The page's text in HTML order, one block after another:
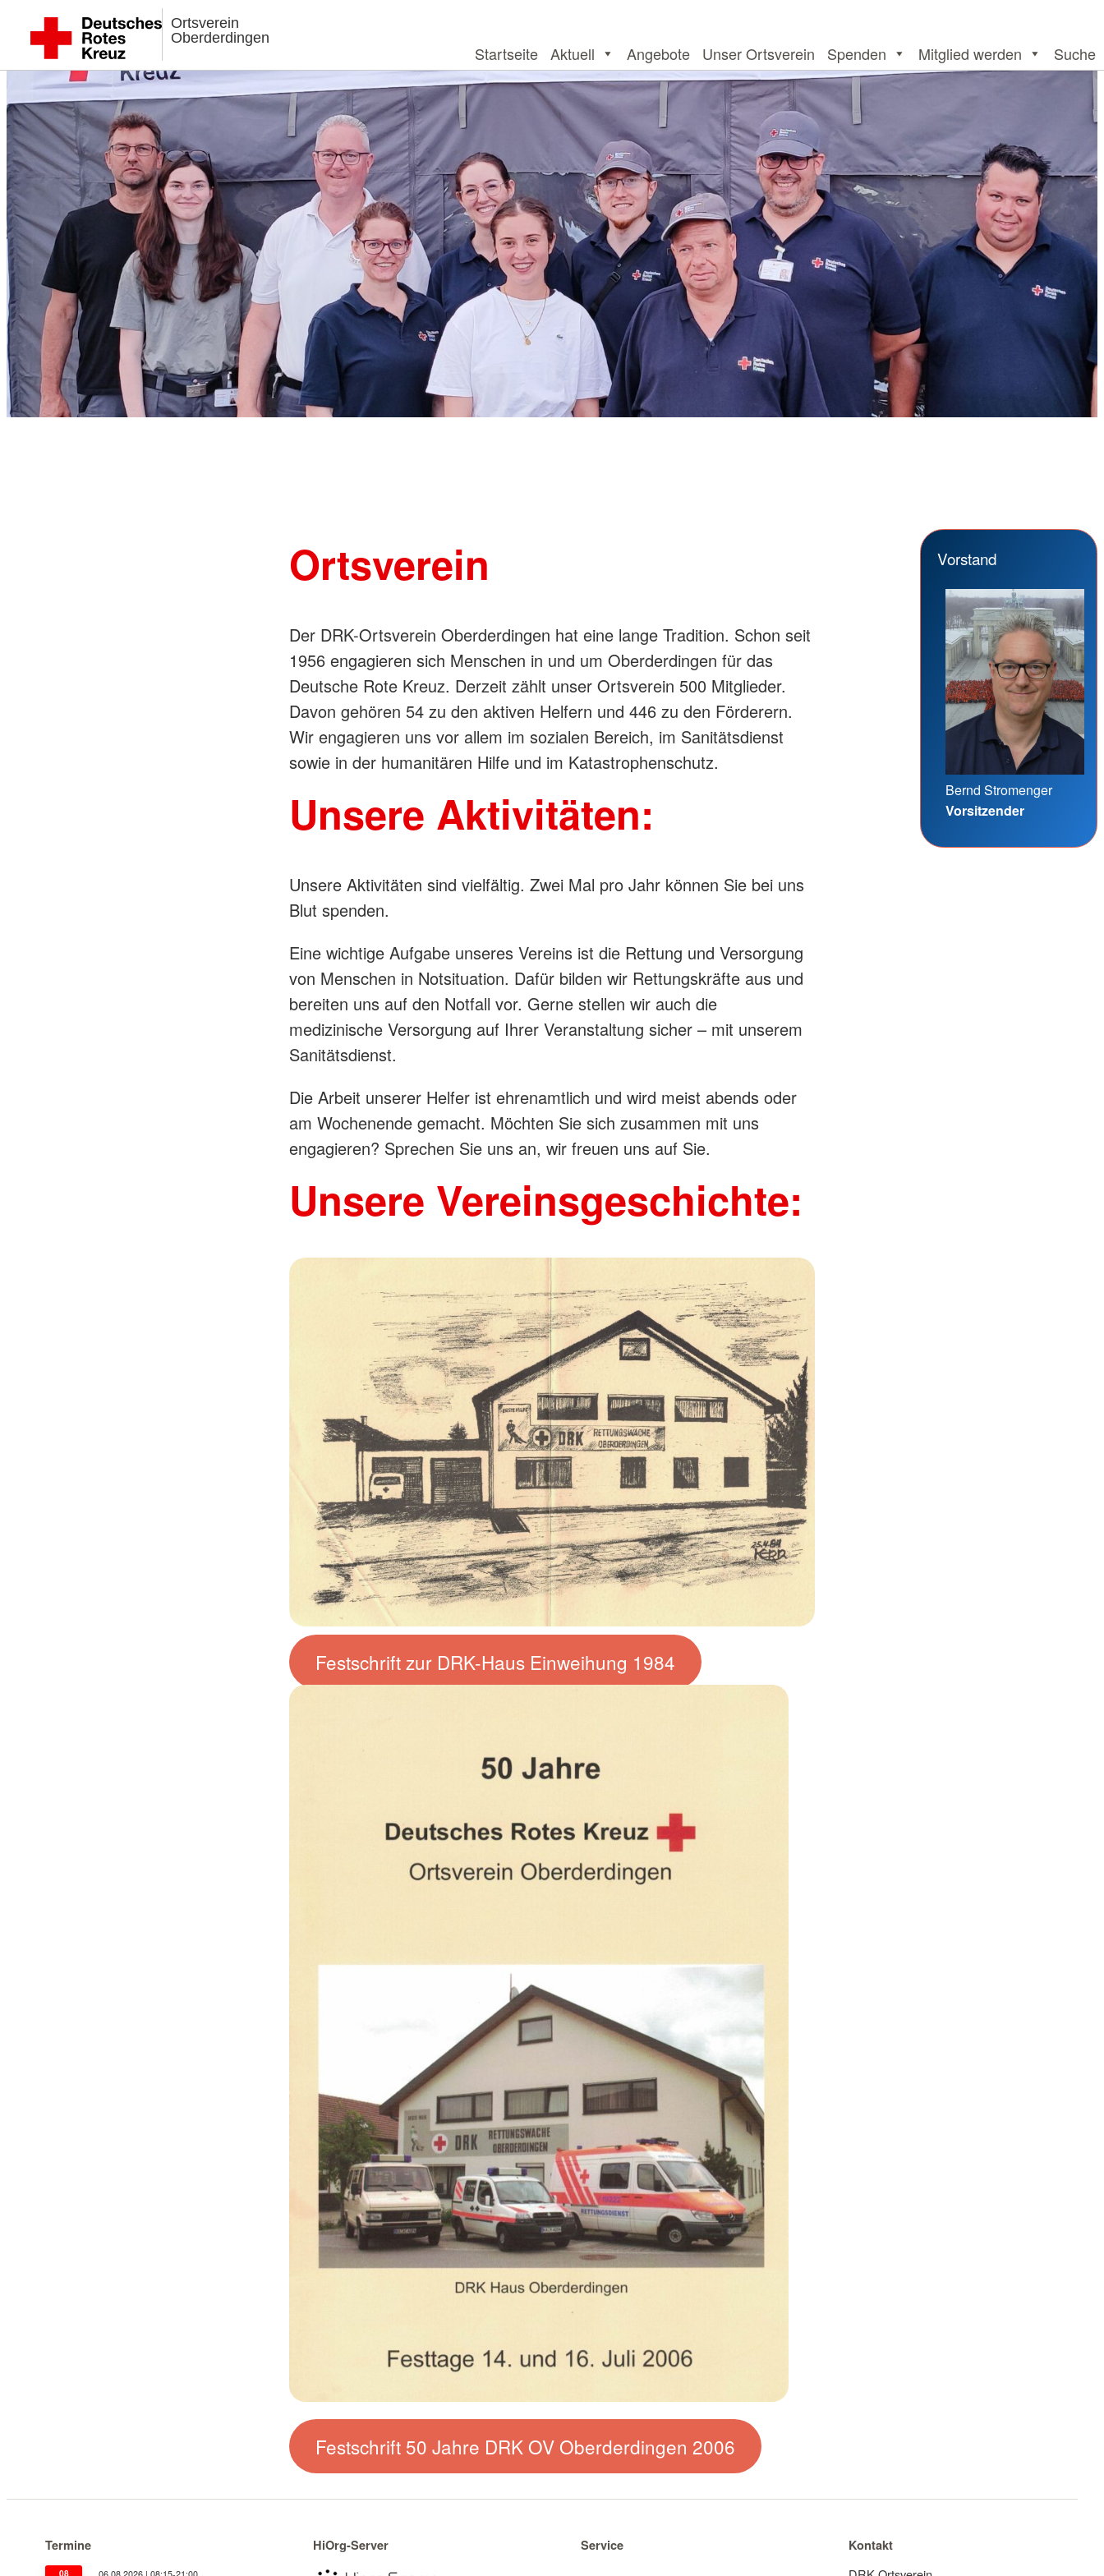
Ortsverein
Oberderdingen
Startseite Aktuell Angebote Unser Ortsverein Spenden Mitglied werden Suche
Vorstand
Bernd Stromenger
Vorsitzender
Ortsverein
Der DRK-Ortsverein Oberderdingen hat eine lange Tradition. Schon seit
1956 engagieren sich Menschen in und um Oberderdingen für das
Deutsche Rote Kreuz. Derzeit zählt unser Ortsverein 500 Mitglieder.
Davon gehören 54 zu den aktiven Helfern und 446 zu den Förderern.
Wir engagieren uns vor allem im sozialen Bereich, im Sanitätsdienst
sowie in der humanitären Hilfe und im Katastrophenschutz.
Unsere Aktivitäten:
Unsere Aktivitäten sind vielfältig. Zwei Mal pro Jahr können Sie bei uns
Blut spenden.
Eine wichtige Aufgabe unseres Vereins ist die Rettung und Versorgung
von Menschen in Notsituation. Dafür bilden wir Rettungskräfte aus und
bereiten uns auf den Notfall vor. Gerne stellen wir auch die
medizinische Versorgung auf Ihrer Veranstaltung sicher – mit unserem
Sanitätsdienst.
Die Arbeit unserer Helfer ist ehrenamtlich und wird meist abends oder
am Wochenende gemacht. Möchten Sie sich zusammen mit uns
engagieren? Sprechen Sie uns an, wir freuen uns auf Sie.
Unsere Vereinsgeschichte:
Festschrift zur DRK-Haus Einweihung 1984
Festschrift 50 Jahre DRK OV Oberderdingen 2006
Termine
08
HiOrg-Server Service Kontakt